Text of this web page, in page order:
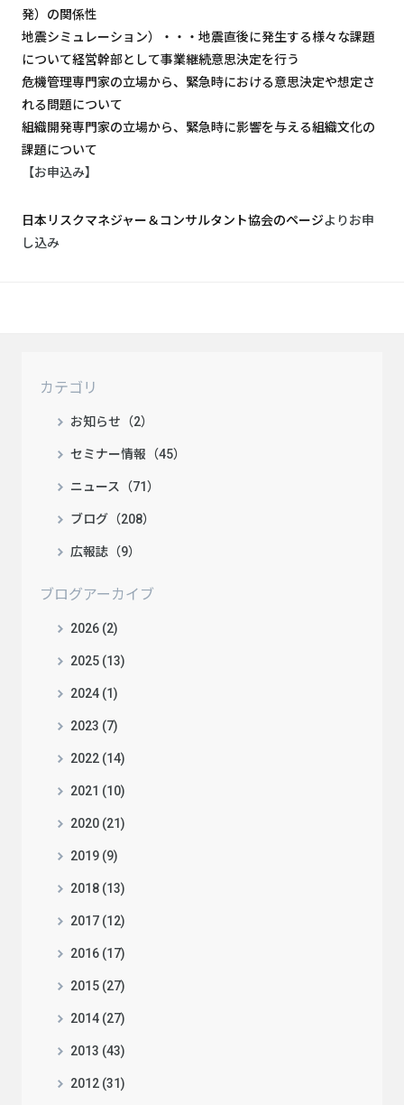
発）の関係性
地震シミュレーション）・・・地震直後に発生する様々な課題
について経営幹部として事業継続意思決定を行う
危機管理専門家の立場から、緊急時における意思決定や想定さ
れる問題について
組織開発専門家の立場から、緊急時に影響を与える組織文化の
課題について
【お申込み】
日本リスクマネジャー＆コンサルタント協会のページよりお申
し込み
カテゴリ
お知らせ（2）
セミナー情報（45）
ニュース（71）
ブログ（208）
広報誌（9）
ブログアーカイブ
2026 (2)
2025 (13)
2024 (1)
2023 (7)
2022 (14)
2021 (10)
2020 (21)
2019 (9)
2018 (13)
2017 (12)
2016 (17)
2015 (27)
2014 (27)
2013 (43)
2012 (31)